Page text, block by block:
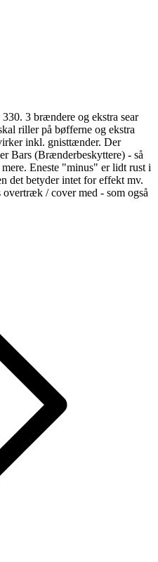
3 brændere og ekstra sear
riller på bøfferne og ekstra
inkl. gnisttænder. Der
Bars (Brænderbeskyttere) - så
Eneste "minus" er lidt rust i
det betyder intet for effekt mv.
/ cover med - som også